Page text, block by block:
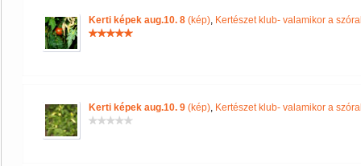
Kerti képek aug.10. 8 (kép), Kertészet klub- valamikor a
Kerti képek aug.10. 9 (kép), Kertészet klub- valamikor a